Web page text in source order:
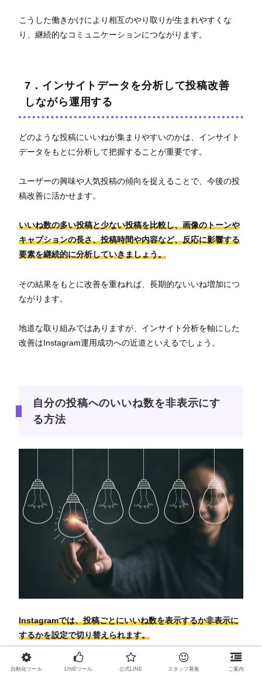
こうした働きかけにより相互のやり取りが生まれやすくな
り、継続的なコミュニケーションにつながります。
7．インサイトデータを分析して投稿改善
しながら運用する
どのような投稿にいいねが集まりやすいのかは、インサイト
データをもとに分析して把握することが重要です。
ユーザーの興味や人気投稿の傾向を捉えることで、今後の投
稿改善に活かせます。
いいね数の多い投稿と少ない投稿を比較し、画像のトーンや
キャプションの長さ、投稿時間や内容など、反応に影響する
要素を継続的に分析していきましょう。
その結果をもとに改善を重ねれば、長期的ないいね増加につ
ながります。
地道な取り組みではありますが、インサイト分析を軸にした
改善はInstagram運用成功への近道といえるでしょう。
自分の投稿へのいいね数を非表示にす
る方法
Instagramでは、投稿ごとにいいね数を表示するか非表示に
するかを設定で切り替えられます。
他のユーザーに見せたくない場合は、非表示設定を活用する
自動化ツール LINEツール 公式LINE スタッフ募集 ご案内